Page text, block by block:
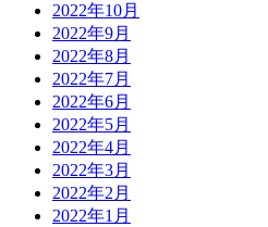
2022年10月
2022年9月
2022年8月
2022年7月
2022年6月
2022年5月
2022年4月
2022年3月
2022年2月
2022年1月